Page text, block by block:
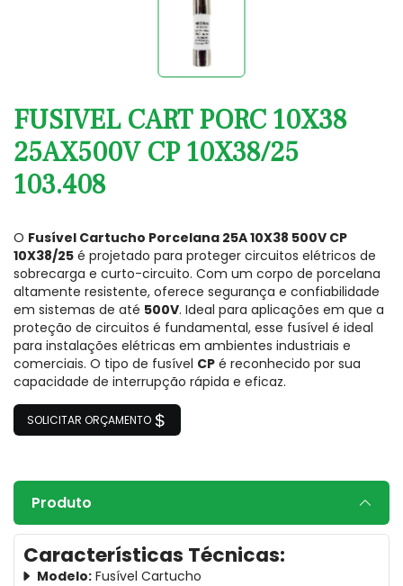
FUSIVEL CART PORC 10X38
25AX500V CP 10X38/25
103.408
O Fusível Cartucho Porcelana 25A 10X38 500V CP
10X38/25 é projetado para proteger circuitos elétricos de
sobrecarga e curto-circuito. Com um corpo de porcelana
altamente resistente, oferece segurança e confiabilidade
em sistemas de até 500V. Ideal para aplicações em que a
proteção de circuitos é fundamental, esse fusível é ideal
para instalações elétricas em ambientes industriais e
comerciais. O tipo de fusível CP é reconhecido por sua
capacidade de interrupção rápida e eficaz.
SOLICITAR ORÇAMENTO
Produto
Características Técnicas:
Modelo: Fusível Cartucho